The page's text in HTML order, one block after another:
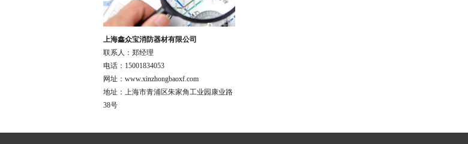
上海鑫众宝消防器材有限公司
联系人：郑经理
电话：15001834053
网址：www.xinzhongbaoxf.com
地址：上海市青浦区朱家角工业园康业路
38号